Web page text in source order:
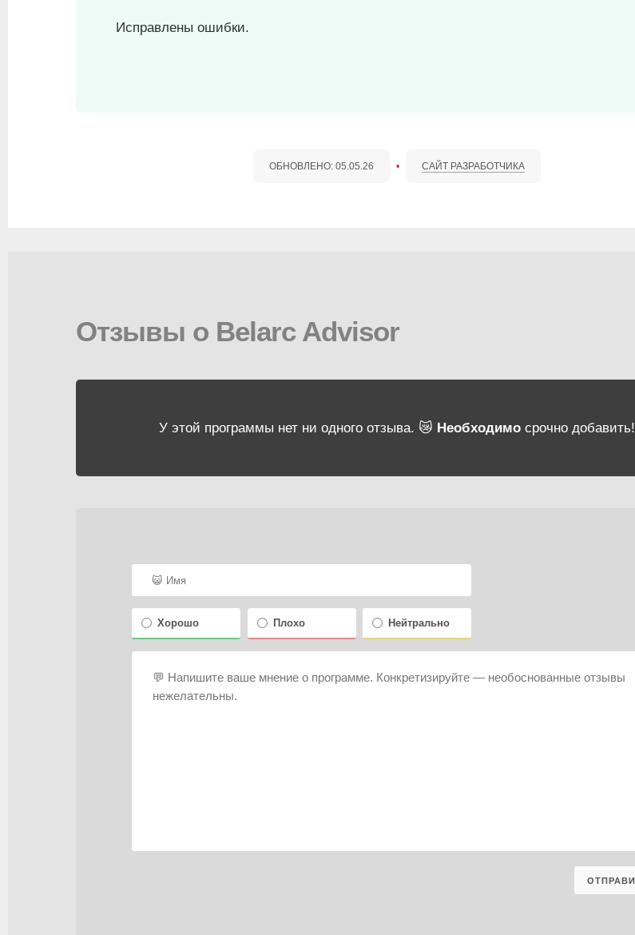
Исправлены ошибки.
ОБНОВЛЕНО: 05.05.26 • САЙТ РАЗРАБОТЧИКА
Отзывы о Belarc Advisor
У этой программы нет ни одного отзыва. 😿 Необходимо срочно добавить!
Хорошо Плохо Нейтрально